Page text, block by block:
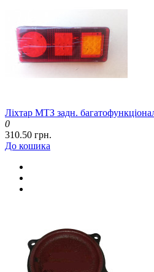
Ліхтар МТЗ задн.
0
310.50 грн.
До кошика